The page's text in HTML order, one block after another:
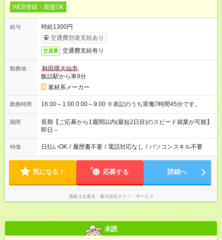
WEB登録・面接OK
給与
時給1300円
交通費別途支給あり
交通費 交通費支給有り
勤務地
秋田県大仙市
飯詰駅から車9分
素材系メーカー
勤務時間 16:00～1:00 0:00～9:00 ※表記のうち実働7時間45分です。
期間
長期【ご応募から1週間以内(最短2日目)のスピード就業が可能】
即日～
特徴 日払いOK / 履歴書不要 / 電話対応なし / パソコンスキル不要
気になる！ 応募する 詳細へ
掲載元企業名 株式会社テクノ・サービス
未読